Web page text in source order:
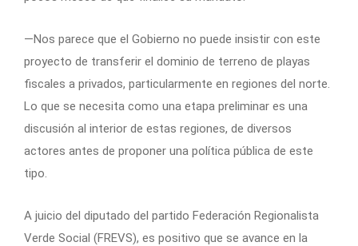
—Nos parece que el Gobierno no puede insistir con este
proyecto de transferir el dominio de terreno de playas
fiscales a privados, particularmente en regiones del norte.
Lo que se necesita como una etapa preliminar es una
discusión al interior de estas regiones, de diversos
actores antes de proponer una política pública de este
tipo.
A juicio del diputado del partido Federación Regionalista
Verde Social (FREVS), es positivo que se avance en la